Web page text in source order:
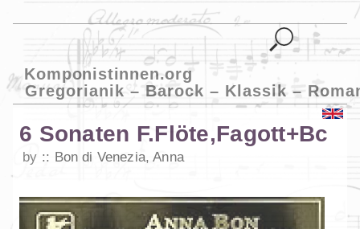
Komponistinnen.org
Gregorianik – Barock – Klassik –
6 Sonaten F.Flöte,Fagott+Bc
by Bon di Venezia, Anna